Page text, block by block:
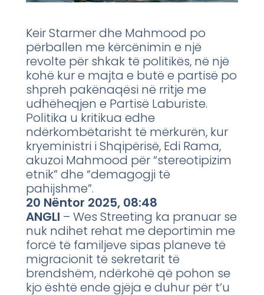
Keir Starmer dhe Mahmood po
përballen me kërcënimin e një
revolte për shkak të politikës, në një
kohë kur e majta e butë e partisë po
shpreh pakënaqësi në rritje me
udhëheqjen e Partisë Laburiste.
Politika u kritikua edhe
ndërkombëtarisht të mërkurën, kur
kryeministri i Shqipërisë, Edi Rama,
akuzoi Mahmood për “stereotipizim
etnik” dhe “demagogji të
pahijshme”.
20 Nëntor 2025, 08:48
ANGLI – Wes Streeting ka pranuar se
nuk ndihet rehat me deportimin me
forcë të familjeve sipas planeve të
migracionit të sekretarit të
brendshëm, ndërkohë që pohon se
kjo është ende gjëja e duhur për t’u